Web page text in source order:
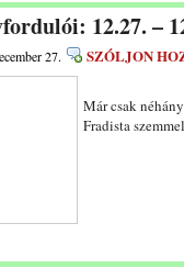
12.27. –
27. SZÓLJON
Már csak
Fradista